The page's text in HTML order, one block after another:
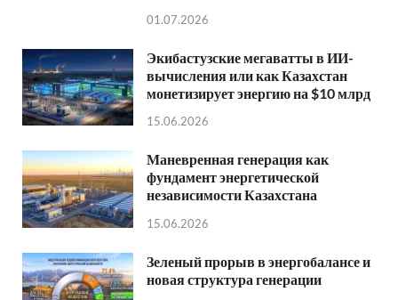
01.07.2026
Экибастузские мегаватты в ИИ-
вычисления или как Казахстан
монетизирует энергию на $10 млрд
15.06.2026
Маневренная генерация как
фундамент энергетической
независимости Казахстана
15.06.2026
Зеленый прорыв в энергобалансе и
новая структура генерации